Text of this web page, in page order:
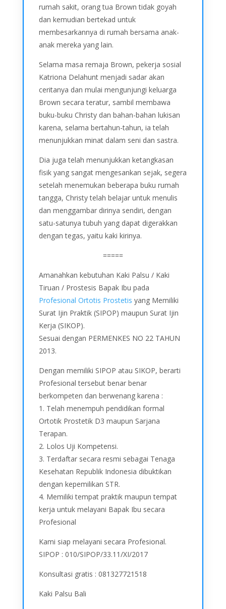
rumah sakit, orang tua Brown tidak goyah
dan kemudian bertekad untuk
membesarkannya di rumah bersama anak-
anak mereka yang lain.
Selama masa remaja Brown, pekerja sosial
Katriona Delahunt menjadi sadar akan
ceritanya dan mulai mengunjungi keluarga
Brown secara teratur, sambil membawa
buku-buku Christy dan bahan-bahan lukisan
karena, selama bertahun-tahun, ia telah
menunjukkan minat dalam seni dan sastra.
Dia juga telah menunjukkan ketangkasan
fisik yang sangat mengesankan sejak, segera
setelah menemukan beberapa buku rumah
tangga, Christy telah belajar untuk menulis
dan menggambar dirinya sendiri, dengan
satu-satunya tubuh yang dapat digerakkan
dengan tegas, yaitu kaki kirinya.
=====
Amanahkan kebutuhan Kaki Palsu / Kaki
Tiruan / Prostesis Bapak Ibu pada
Profesional Ortotis Prostetis yang Memiliki
Surat Ijin Praktik (SIPOP) maupun Surat Ijin
Kerja (SIKOP).
Sesuai dengan PERMENKES NO 22 TAHUN
2013.
Dengan memiliki SIPOP atau SIKOP, berarti
Profesional tersebut benar benar
berkompeten dan berwenang karena :
1. Telah menempuh pendidikan formal
Ortotik Prostetik D3 maupun Sarjana
Terapan.
2. Lolos Uji Kompetensi.
3. Terdaftar secara resmi sebagai Tenaga
Kesehatan Republik Indonesia dibuktikan
dengan kepemilikan STR.
4. Memiliki tempat praktik maupun tempat
kerja untuk melayani Bapak Ibu secara
Profesional
Kami siap melayani secara Profesional.
SIPOP : 010/SIPOP/33.11/XI/2017
Konsultasi gratis : 081327721518
Kaki Palsu Bali